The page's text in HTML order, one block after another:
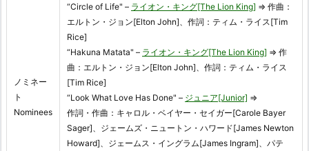
ノミネー
ト
Nominees
“Circle of Life" – ライオン・キング[The Lion King] ⇒ 作曲：
エルトン・ジョン[Elton John]、作詞：ティム・ライス[Tim
Rice]
“Hakuna Matata" – ライオン・キング[The Lion King] ⇒ 作
曲：エルトン・ジョン[Elton John]、作詞：ティム・ライス
[Tim Rice]
“Look What Love Has Done" – ジュニア[Junior] ⇒
作詞・作曲：キャロル・ベイヤー・セイガー[Carole Bayer
Sager]、ジェームズ・ニュートン・ハワード[James Newton
Howard]、ジェームス・イングラム[James Ingram]、パテ